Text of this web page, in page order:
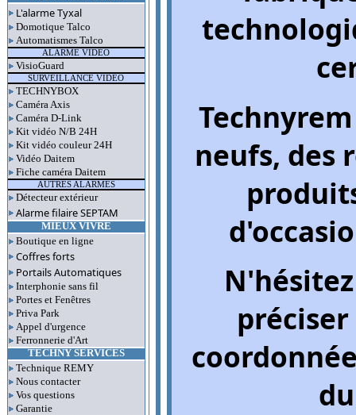
neufs, des
L'alarme Tyxal
Domotique Talco
Automatismes Talco
ALARME VIDEO
VisioGuard
SURVEILLANCE VIDEO
TECHNYBOX
Caméra Axis
Caméra D-Link
Kit vidéo N/B 24H
Kit vidéo couleur 24H
Vidéo Daitem
Fiche caméra Daitem
AUTRES ALARMES
Détecteur extérieur
Alarme filaire SEPTAM
MIEUX VIVRE
Boutique en ligne
Coffres forts
Portails Automatiques
Interphonie sans fil
Portes et Fenêtres
Priva Park
Appel d'urgence
Ferronnerie d'Art
TECHNY SERVICES
Technique REMY
Nous contacter
Vos questions
Garantie